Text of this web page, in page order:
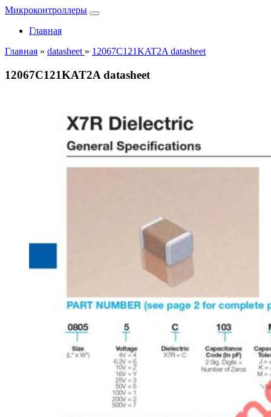
Микроконтроллеры
Главная
Главная » datasheet » 12067C121KAT2A datasheet
12067C121KAT2A datasheet